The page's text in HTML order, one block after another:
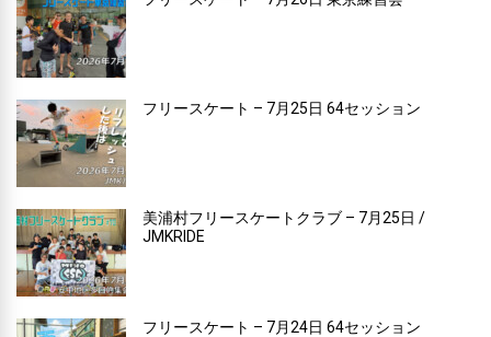
フリースケート – 7月25日 64セッション
美浦村フリースケートクラブ – 7月25日 /
JMKRIDE
フリースケート – 7月24日 64セッション